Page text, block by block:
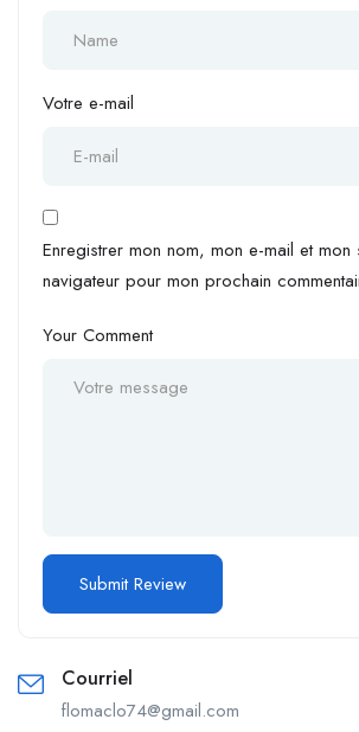
Votre e-mail
Enregistrer mon nom, mon e-mail et mon
navigateur pour mon prochain
Your Comment
Courriel
flomaclo74@gmail.com